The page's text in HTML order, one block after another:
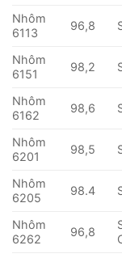
Nhôm
6113
96,8
Nhôm
6151
98,2
Nhôm
6162
98,6
Nhôm
6201
98,5
Nhôm
6205
98.4
Nhôm
6262
96,8